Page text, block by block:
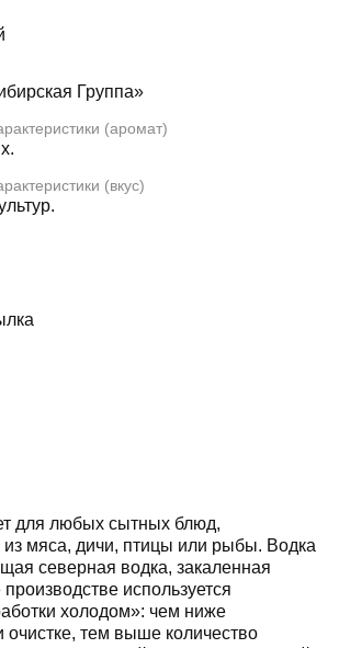
Группа»
(аромат)
(вкус)
для любых сытных блюд,
из мяса, дичи, птицы или рыбы. Водка
северная водка, закаленная
используется
холодом»: чем ниже
очистке, тем выше количество